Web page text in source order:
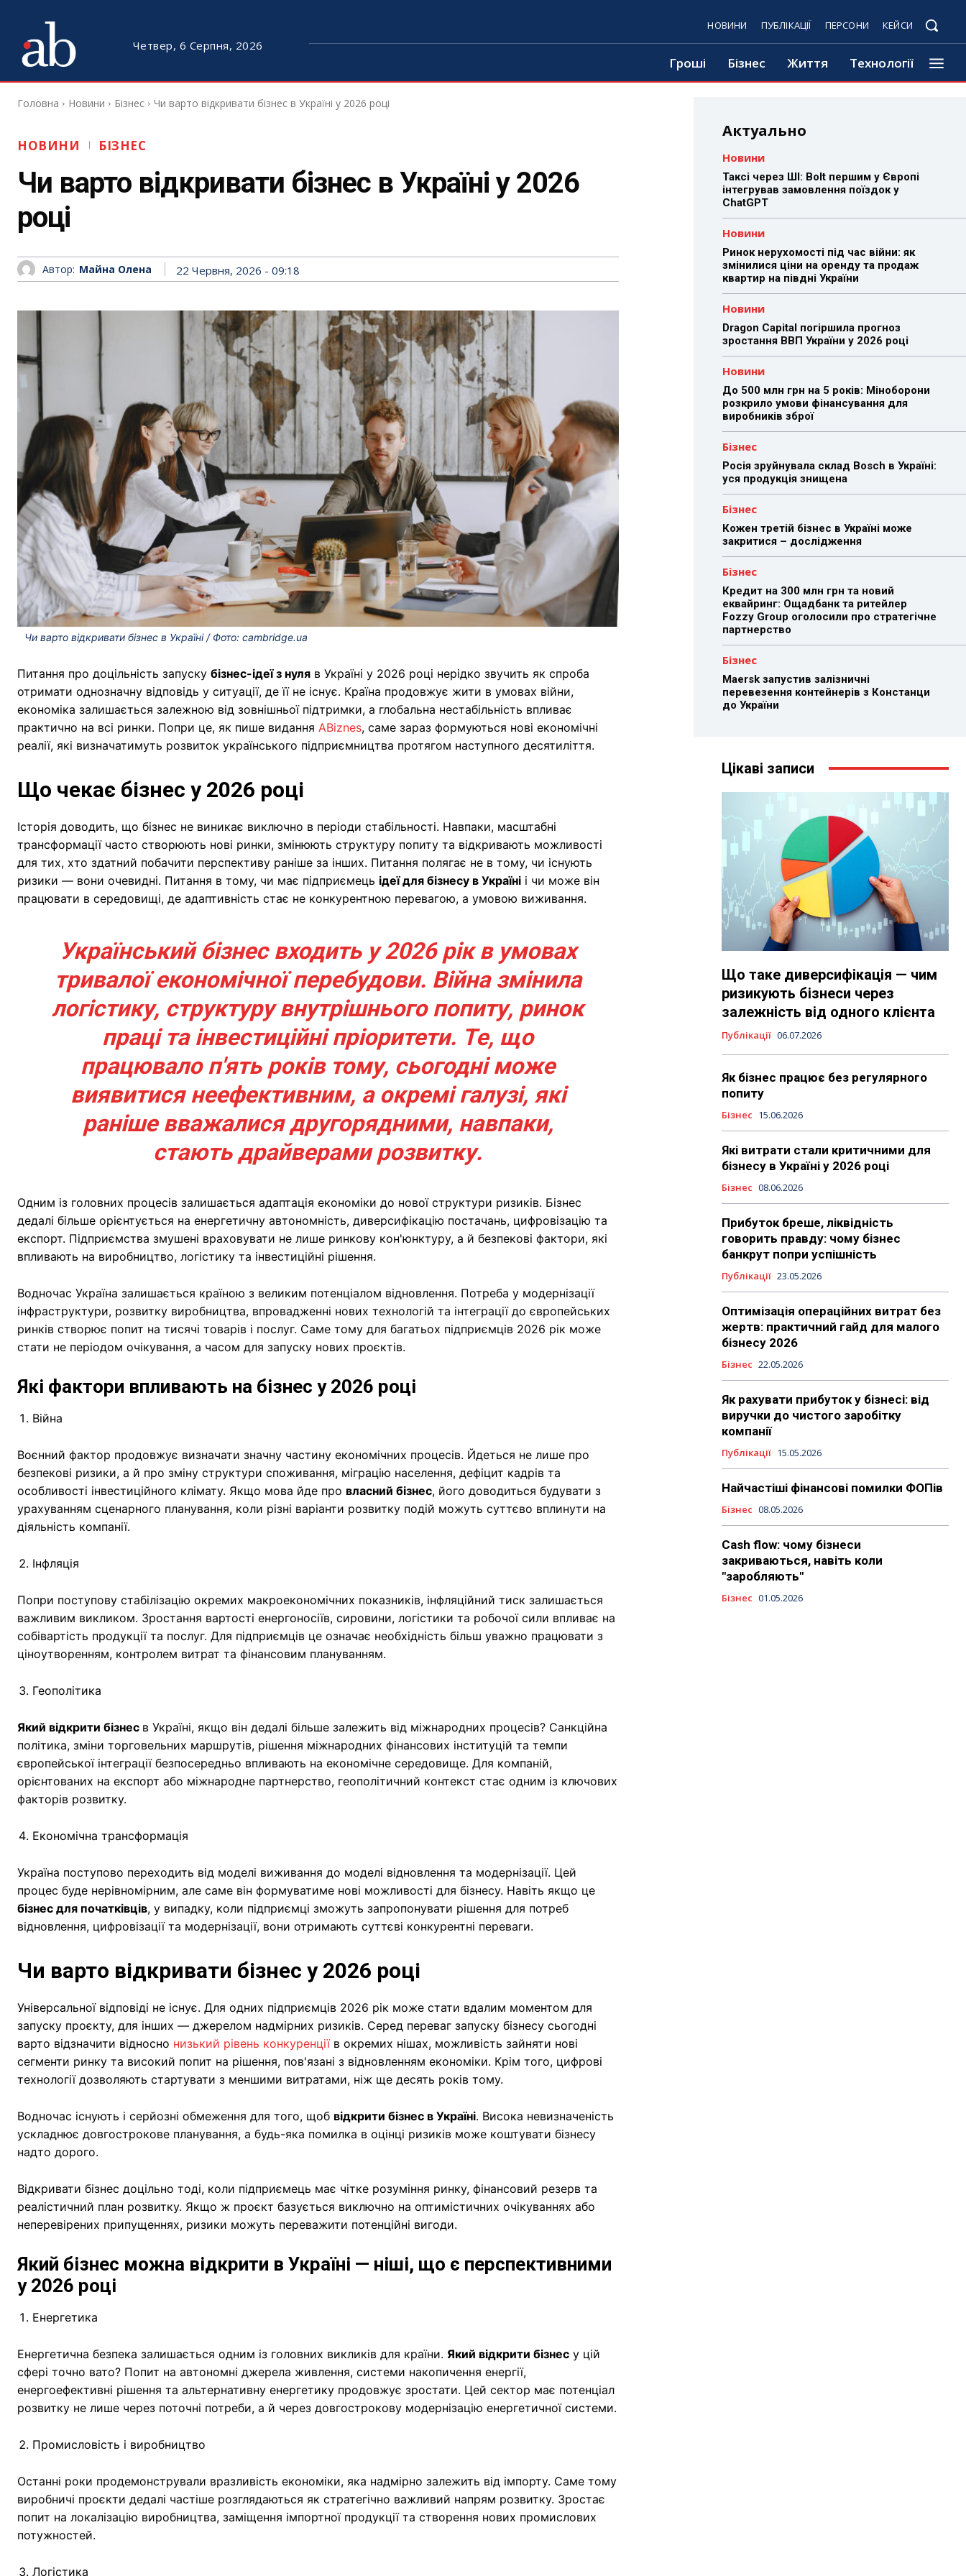
Четвер, 6 Серпня, 2026
НОВИНИ ПУБЛІКАЦІЇ ПЕРСОНИ КЕЙСИ
Гроші Бізнес Життя Технології
Головна Новини Бізнес Чи варто відкривати бізнес в Україні у 2026 році
НОВИНИ БІЗНЕС
Чи варто відкривати бізнес в Україні у 2026
році
Автор: Майна Олена 22 Червня, 2026 - 09:18
Чи варто відкривати бізнес в Україні / Фото: cambridge.ua
Питання про доцільність запуску бізнес-ідеї з нуля в Україні у 2026 році нерідко звучить як спроба
отримати однозначну відповідь у ситуації, де її не існує. Країна продовжує жити в умовах війни,
економіка залишається залежною від зовнішньої підтримки, а глобальна нестабільність впливає
практично на всі ринки. Попри це, як пише видання ABiznes, саме зараз формуються нові економічні
реалії, які визначатимуть розвиток українського підприємництва протягом наступного десятиліття.
Що чекає бізнес у 2026 році
Історія доводить, що бізнес не виникає виключно в періоди стабільності. Навпаки, масштабні
трансформації часто створюють нові ринки, змінюють структуру попиту та відкривають можливості
для тих, хто здатний побачити перспективу раніше за інших. Питання полягає не в тому, чи існують
ризики — вони очевидні. Питання в тому, чи має підприємець ідеї для бізнесу в Україні і чи може він
працювати в середовищі, де адаптивність стає не конкурентною перевагою, а умовою виживання.
Український бізнес входить у 2026 рік в умовах
тривалої економічної перебудови. Війна змінила
логістику, структуру внутрішнього попиту, ринок
праці та інвестиційні пріоритети. Те, що
працювало п'ять років тому, сьогодні може
виявитися неефективним, а окремі галузі, які
раніше вважалися другорядними, навпаки,
стають драйверами розвитку.
Одним із головних процесів залишається адаптація економіки до нової структури ризиків. Бізнес
дедалі більше орієнтується на енергетичну автономність, диверсифікацію постачань, цифровізацію та
експорт. Підприємства змушені враховувати не лише ринкову кон'юнктуру, а й безпекові фактори, які
впливають на виробництво, логістику та інвестиційні рішення.
Водночас Україна залишається країною з великим потенціалом відновлення. Потреба у модернізації
інфраструктури, розвитку виробництва, впровадженні нових технологій та інтеграції до європейських
ринків створює попит на тисячі товарів і послуг. Саме тому для багатьох підприємців 2026 рік може
стати не періодом очікування, а часом для запуску нових проєктів.
Які фактори впливають на бізнес у 2026 році
Війна
Воєнний фактор продовжує визначати значну частину економічних процесів. Йдеться не лише про
безпекові ризики, а й про зміну структури споживання, міграцію населення, дефіцит кадрів та
особливості інвестиційного клімату. Якщо мова йде про власний бізнес, його доводиться будувати з
урахуванням сценарного планування, коли різні варіанти розвитку подій можуть суттєво вплинути на
діяльність компанії.
Інфляція
Попри поступову стабілізацію окремих макроекономічних показників, інфляційний тиск залишається
важливим викликом. Зростання вартості енергоносіїв, сировини, логістики та робочої сили впливає на
собівартість продукції та послуг. Для підприємців це означає необхідність більш уважно працювати з
ціноутворенням, контролем витрат та фінансовим плануванням.
Геополітика
Який відкрити бізнес в Україні, якщо він дедалі більше залежить від міжнародних процесів? Санкційна
політика, зміни торговельних маршрутів, рішення міжнародних фінансових інституцій та темпи
європейської інтеграції безпосередньо впливають на економічне середовище. Для компаній,
орієнтованих на експорт або міжнародне партнерство, геополітичний контекст стає одним із ключових
факторів розвитку.
Економічна трансформація
Україна поступово переходить від моделі виживання до моделі відновлення та модернізації. Цей
процес буде нерівномірним, але саме він формуватиме нові можливості для бізнесу. Навіть якщо це
бізнес для початківців, у випадку, коли підприємці зможуть запропонувати рішення для потреб
відновлення, цифровізації та модернізації, вони отримають суттєві конкурентні переваги.
Чи варто відкривати бізнес у 2026 році
Універсальної відповіді не існує. Для одних підприємців 2026 рік може стати вдалим моментом для
запуску проєкту, для інших — джерелом надмірних ризиків. Серед переваг запуску бізнесу сьогодні
варто відзначити відносно низький рівень конкуренціїв окремих нішах, можливість зайняти нові
сегменти ринку та високий попит на рішення, пов'язані з відновленням економіки. Крім того, цифрові
технології дозволяють стартувати з меншими витратами, ніж ще десять років тому.
Водночас існують і серйозні обмеження для того, щоб відкрити бізнес в Україні. Висока невизначеність
ускладнює довгострокове планування, а будь-яка помилка в оцінці ризиків може коштувати бізнесу
надто дорого.
Відкривати бізнес доцільно тоді, коли підприємець має чітке розуміння ринку, фінансовий резерв та
реалістичний план розвитку. Якщо ж проєкт базується виключно на оптимістичних очікуваннях або
неперевірених припущеннях, ризики можуть переважити потенційні вигоди.
Який бізнес можна відкрити в Україні — ніші, що є перспективними
у 2026 році
Енергетика
Енергетична безпека залишається одним із головних викликів для країни. Який відкрити бізнес у цій
сфері точно вато? Попит на автономні джерела живлення, системи накопичення енергії,
енергоефективні рішення та альтернативну енергетику продовжує зростати. Цей сектор має потенціал
розвитку не лише через поточні потреби, а й через довгострокову модернізацію енергетичної системи.
Промисловість і виробництво
Останні роки продемонстрували вразливість економіки, яка надмірно залежить від імпорту. Саме тому
виробничі проєкти дедалі частіше розглядаються як стратегічно важливий напрям розвитку. Зростає
попит на локалізацію виробництва, заміщення імпортної продукції та створення нових промислових
потужностей.
Логістика
Актуально
Новини
Таксі через ШІ: Bolt першим у Європі
інтегрував замовлення поїздок у
ChatGPT
Новини
Ринок нерухомості під час війни: як
змінилися ціни на оренду та продаж
квартир на півдні України
Новини
Dragon Capital погіршила прогноз
зростання ВВП України у 2026 році
Новини
До 500 млн грн на 5 років: Міноборони
розкрило умови фінансування для
виробників зброї
Бізнес
Росія зруйнувала склад Bosch в Україні:
уся продукція знищена
Бізнес
Кожен третій бізнес в Україні може
закритися – дослідження
Бізнес
Кредит на 300 млн грн та новий
еквайринг: Ощадбанк та ритейлер
Fozzy Group оголосили про стратегічне
партнерство
Бізнес
Maersk запустив залізничні
перевезення контейнерів з Констанци
до України
Цікаві записи
Що таке диверсифікація — чим
ризикують бізнеси через
залежність від одного клієнта
Публікації 06.07.2026
Як бізнес працює без регулярного
попиту
Бізнес 15.06.2026
Які витрати стали критичними для
бізнесу в Україні у 2026 році
Бізнес 08.06.2026
Прибуток бреше, ліквідність
говорить правду: чому бізнес
банкрут попри успішність
Публікації 23.05.2026
Оптимізація операційних витрат без
жертв: практичний гайд для малого
бізнесу 2026
Бізнес 22.05.2026
Як рахувати прибуток у бізнесі: від
виручки до чистого заробітку
компанії
Публікації 15.05.2026
Найчастіші фінансові помилки ФОПів
Бізнес 08.05.2026
Cash flow: чому бізнеси
закриваються, навіть коли
"заробляють"
Бізнес 01.05.2026